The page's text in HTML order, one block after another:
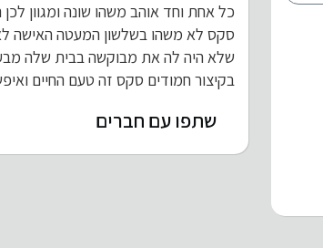
כל אחת וחד אוהב משהו שונה ומגוון
סקס לא משהו בשלשון המעטה האישה
שלא היה לה את מבוקשה בבית שלה
בקיצור חמודים סקס זה טעם החיים
שתפו עם חברים